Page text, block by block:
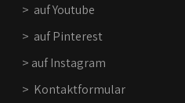
> auf Youtube
> auf Pinterest
> auf Instagram
> Kontaktformular